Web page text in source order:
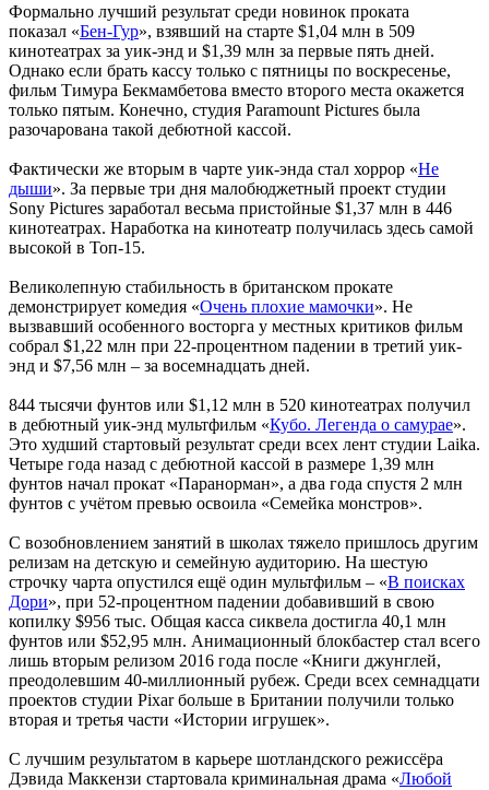
Формально лучший результат среди новинок проката
показал «Бен-Гур», взявший на старте $1,04 млн в 509
кинотеатрах за уик-энд и $1,39 млн за первые пять дней.
Однако если брать кассу только с пятницы по воскресенье,
фильм Тимура Бекмамбетова вместо второго места окажется
только пятым. Конечно, студия Paramount Pictures была
разочарована такой дебютной кассой.
Фактически же вторым в чарте уик-энда стал хоррор «Не
дыши». За первые три дня малобюджетный проект студии
Sony Pictures заработал весьма пристойные $1,37 млн в 446
кинотеатрах. Наработка на кинотеатр получилась здесь самой
высокой в Топ-15.
Великолепную стабильность в британском прокате
демонстрирует комедия «Очень плохие мамочки». Не
вызвавший особенного восторга у местных критиков фильм
собрал $1,22 млн при 22-процентном падении в третий уик-
энд и $7,56 млн – за восемнадцать дней.
844 тысячи фунтов или $1,12 млн в 520 кинотеатрах получил
в дебютный уик-энд мультфильм «Кубо. Легенда о самурае».
Это худший стартовый результат среди всех лент студии Laika.
Четыре года назад с дебютной кассой в размере 1,39 млн
фунтов начал прокат «Паранорман», а два года спустя 2 млн
фунтов с учётом превью освоила «Семейка монстров».
С возобновлением занятий в школах тяжело пришлось другим
релизам на детскую и семейную аудиторию. На шестую
строчку чарта опустился ещё один мультфильм – «В поисках
Дори», при 52-процентном падении добавивший в свою
копилку $956 тыс. Общая касса сиквела достигла 40,1 млн
фунтов или $52,95 млн. Анимационный блокбастер стал всего
лишь вторым релизом 2016 года после «Книги джунглей,
преодолевшим 40-миллионный рубеж. Среди всех семнадцати
проектов студии Pixar больше в Британии получили только
вторая и третья части «Истории игрушек».
С лучшим результатом в карьере шотландского режиссёра
Дэвида Маккензи стартовала криминальная драма «Любой